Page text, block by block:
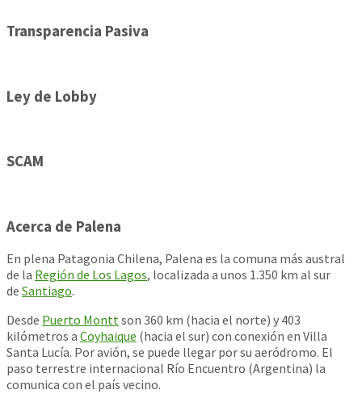
Transparencia Pasiva
Ley de Lobby
SCAM
Acerca de Palena
En plena Patagonia Chilena, Palena es la comuna más austral
de la Región de Los Lagos, localizada a unos 1.350 km al sur
de Santiago.
Desde Puerto Monttson 360 km (hacia el norte) y 403
kilómetros a Coyhaique (hacia el sur) con conexión en Villa
Santa Lucía. Por avión, se puede llegar por su aeródromo. El
paso terrestre internacional Río Encuentro (Argentina) la
comunica con el país vecino.